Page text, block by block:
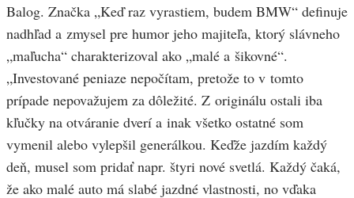
Balog. Značka „Keď raz vyrastiem, budem BMW“ definuje
nadhľad a zmysel pre humor jeho majiteľa, ktorý slávneho
„maľucha“ charakterizoval ako „malé a šikovné“.
„Investované peniaze nepočítam, pretože to v tomto
prípade nepovažujem za dôležité. Z originálu ostali iba
kľučky na otváranie dverí a inak všetko ostatné som
vymenil alebo vylepšil generálkou. Keďže jazdím každý
deň, musel som pridať napr. štyri nové svetlá. Každý čaká,
že ako malé auto má slabé jazdné vlastnosti, no vďaka